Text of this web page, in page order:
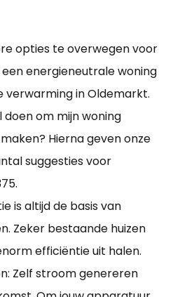
opties te overwegen voor
energieneutrale woning
verwarming in Oldemarkt.
om mijn woning
Hierna geven onze
suggesties voor
is altijd de basis van
Zeker bestaande huizen
efficiëntie uit halen.
Zelf stroom genereren